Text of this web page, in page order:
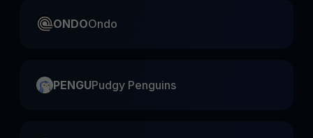
ONDOOndo
PENGUPudgy Penguins